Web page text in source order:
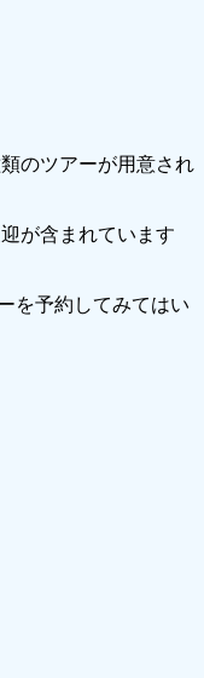
のツアーが用意され
が含まれています
を予約してみてはい